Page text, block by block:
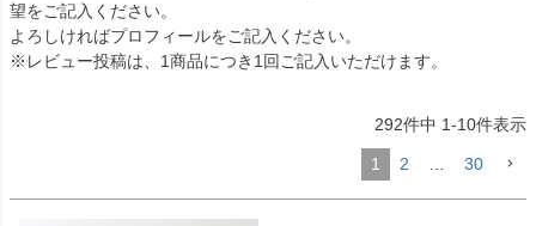
望をご記入ください。
よろしければプロフィールをご記入ください。
※レビュー投稿は、1商品につき1回ご記入いただけます。
292件中 1-10件表示
1 2 … 30